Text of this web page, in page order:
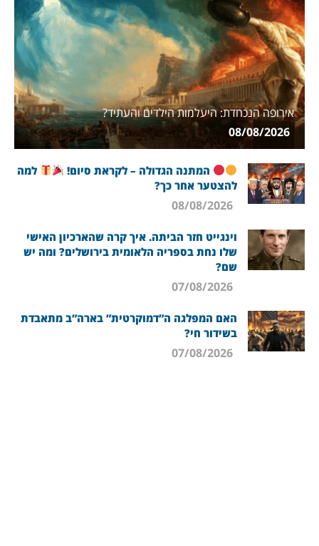
אירופה הנכחדת: היעלמות הילדים והעתיד?
המתנה הגדולה – לקראת סיום!
למה
להצטער אחר כך?
וינגייט חזר הביתה. איך קרה שהארכיון האישי
שלו נחת בספריה הלאומית בירושלים? ומה יש
שם?
האם המפלגה ה”דמוקרטית” בארה”ב מתאבדת
בשידור חי?